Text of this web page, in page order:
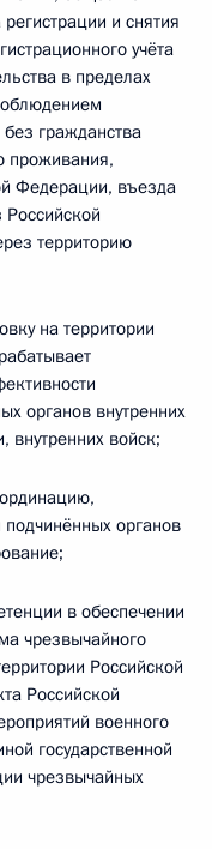
и снятия
учёта
в пределах
гражданства
проживания,
Федерации, въезда
территорию
на территории
органов внутренних
внутренних войск;
подчинённых органов
в обеспечении
чрезвычайного
Российской
Российской
военного
государственной
чрезвычайных